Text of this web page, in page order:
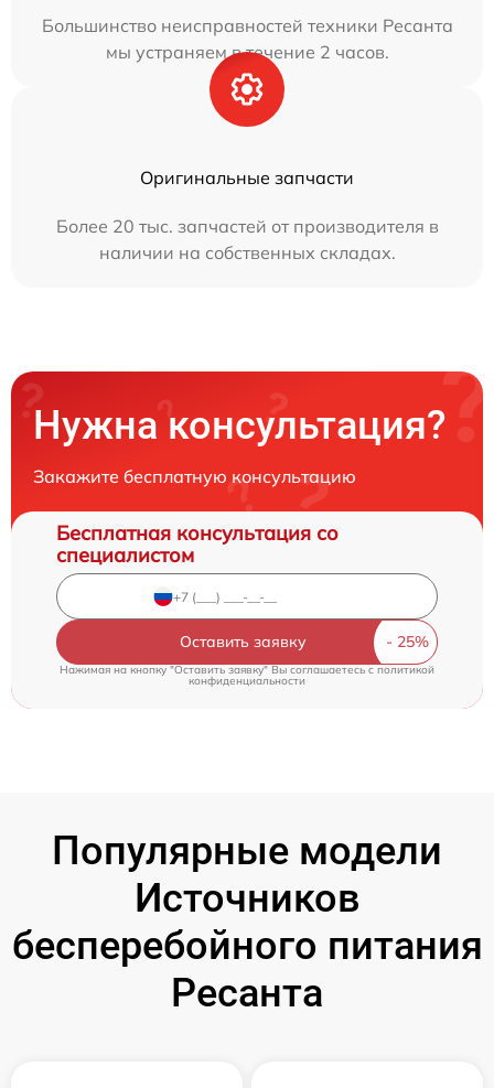
Большинство неисправностей техники Ресанта
мы устраняем в течение 2 часов.
Оригинальные запчасти
Более 20 тыс. запчастей от производителя в
наличии на собственных складах.
Нужна консультация?
Закажите бесплатную консультацию
Бесплатная консультация со
специалистом
Оставить заявку
Нажимая на кнопку "Оставить заявку" Вы соглашаетесь c политикой
конфиденциальности
Популярные модели
Источников
бесперебойного питания
Ресанта